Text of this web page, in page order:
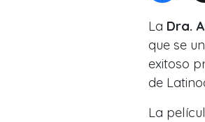
La Dra.
que se
exitoso
de
La